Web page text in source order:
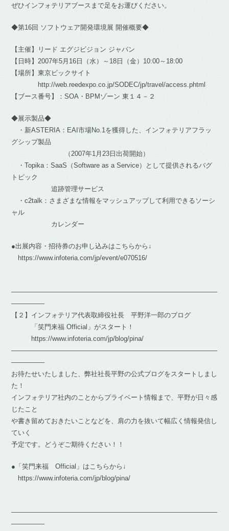
ぜひインフォテリアブースまで足をお運びください。
◆第16回 ソフトウェア開発環境展 開催概要◆
【主催】リード エグジビジョン ジャパン
【日時】2007年5月16日（水）～18日（金）10:00～18:00
【場所】東京ビックサイト
http://web.reedexpo.co.jp/SODEC/jp/travel/access.phtml
【ブース番号】：SOA・BPMゾーン 東１４－２
◆展示製品◆
・新ASTERIA：EAI市場No.1を獲得した、インフォテリアフラッ
グシップ製品
（2007年1月23日出荷開始）
・Topika：SaaS（Software as a Service）として提供されるバグ
トピック
追跡管理サービス
・c2talk：さまざまな情報をマッシュアップして利用できるソーシ
ャル
カレンダー
●出展内容・招待券のお申し込みはこちらから↓
https://www.infoteria.com/jp/event/e070516/
―――――――――――――――――――――――――――――――
―――――
【２】インフォテリア代表取締役社長 平野洋一郎のブログ
「笑門来福 Official」がスタート！
https://www.infoteria.com/jp/blog/pina/
―――――――――――――――――――――――――――――――
―――――
お待たせいたしました、弊社社長平野の公式ブログをスタートしまし
た！
インフォテリア社内のことからプライベート情報まで、平野が日々感
じたこと
や書き留めておきたいことなどを、肩の力を抜いて幅広く情報発信し
ていく
予定です。どうぞご期待ください！！
●「笑門来福 Official」はこちらから↓
https://www.infoteria.com/jp/blog/pina/
―――――――――――――――――――――――――――――――
―――――